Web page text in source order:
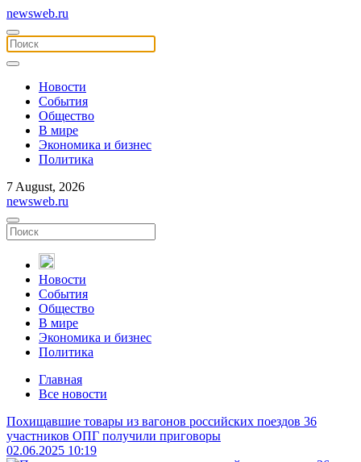
newsweb.ru
Новости
События
Общество
В мире
Экономика и бизнес
Политика
7 August, 2026
newsweb.ru
Новости
События
Общество
В мире
Экономика и бизнес
Политика
Главная
Все новости
Похищавшие товары из вагонов российских поездов 36
участников ОПГ получили приговоры
02.06.2025 10:19